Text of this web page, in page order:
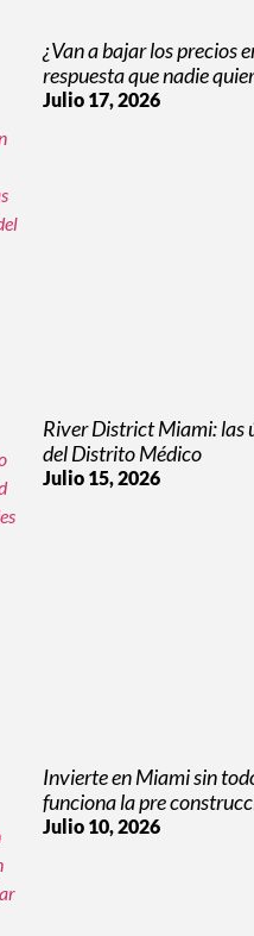
¿Van a bajar los precios
respuesta que nadie
Julio 17, 2026
River District Miami: las
del Distrito Médico
Julio 15, 2026
Invierte en Miami sin
funciona la pre
Julio 10, 2026